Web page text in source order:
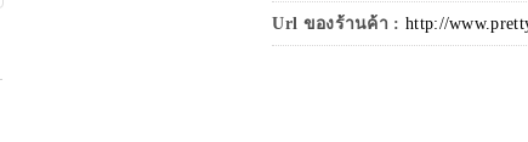
Url ของร้านค้า : http://